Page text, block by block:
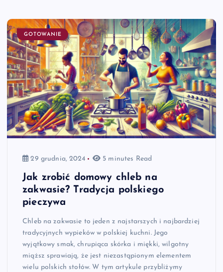
GOTOWANIE
29 grudnia, 2024 5 minutes Read
Jak zrobić domowy chleb na
zakwasie? Tradycja polskiego
pieczywa
Chleb na zakwasie to jeden z najstarszych i najbardziej
tradycyjnych wypieków w polskiej kuchni. Jego
wyjątkowy smak, chrupiąca skórka i miękki, wilgotny
miąższ sprawiają, że jest niezastąpionym elementem
wielu polskich stołów. W tym artykule przybliżymy